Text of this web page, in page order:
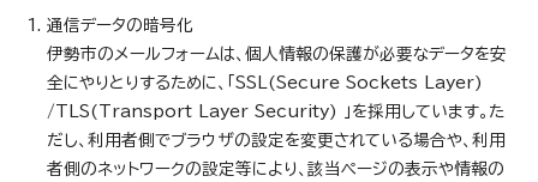
通信データの暗号化
伊勢市のメールフォームは、個人情報の保護が必要なデータを安
全にやりとりするために、「SSL(Secure Sockets Layer)
/TLS(Transport Layer Security) 」を採用しています。た
だし、利用者側でブラウザの設定を変更されている場合や、利用
者側のネットワークの設定等により、該当ページの表示や情報の